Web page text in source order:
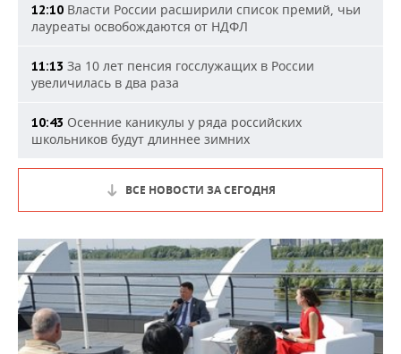
12:10 Власти России расширили список премий, чьи
лауреаты освобождаются от НДФЛ
11:13 За 10 лет пенсия госслужащих в России
увеличилась в два раза
10:43 Осенние каникулы у ряда российских
школьников будут длиннее зимних
ВСЕ НОВОСТИ ЗА СЕГОДНЯ